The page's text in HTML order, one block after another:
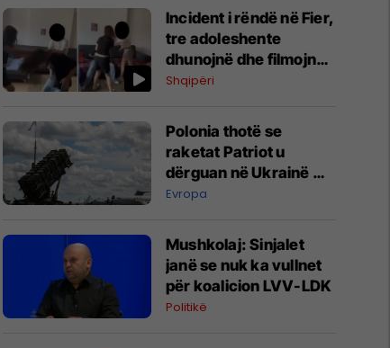
Incident i rëndë në Fier,
tre adoleshente
dhunojnë dhe filmojnë
një bashkëmoshatare,
Shqipëri
Polonia thotë se
raketat Patriot u
dërguan në Ukrainë me
kërkesë të NATO-s dhe
Evropa
Mushkolaj: Sinjalet
janë se nuk ka vullnet
për koalicion LVV-LDK
Politikë